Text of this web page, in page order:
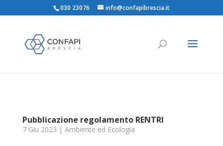
030 23076 info@confapibrescia.it
Pubblicazione regolamento RENTRI
7 Giu 2023 | Ambiente ed Ecologia